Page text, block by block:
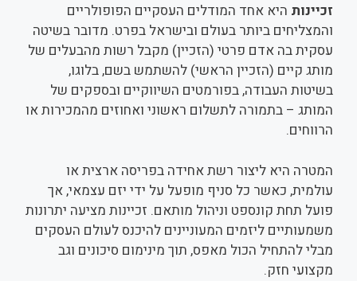
זכיינות היא אחד המודלים העסקיים הפופולריים
והמצליחים ביותר בעולם ובישראל בפרט. מדובר בשיטה
עסקית בה אדם פרטי (הזכיין) מקבל רשות מהבעלים של
מותג קיים (הזכיין הראשי) להשתמש בשם, בלוגו,
בשיטות העבודה, בפורמטים השיווקיים ובספקים של
המותג – בתמורה לתשלום ראשוני ואחוזים מהמכירות או
הרווחים.
המטרה היא ליצור רשת אחידה בפריסה ארצית או
עולמית, כאשר כל סניף מופעל על ידי יזם עצמאי, אך
פועל תחת קונספט וניהול מותאם. זכיינות מציעה יתרונות
משמעותיים ליזמים המעוניינים להיכנס לעולם העסקים
מבלי להתחיל הכול מאפס, תוך מינימום סיכונים וגב
מקצועי חזק.